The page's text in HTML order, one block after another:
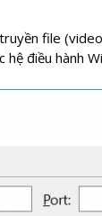
file
điều hành